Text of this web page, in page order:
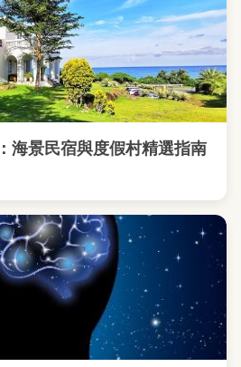
海景民宿與度假村精選指南